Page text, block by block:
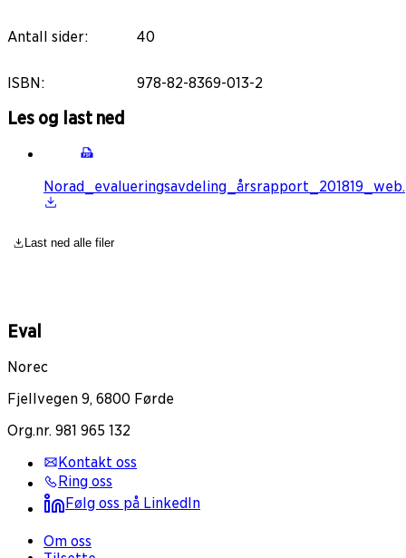
Antall sider: 40
ISBN: 978-82-8369-013-2
Les og last ned
Last ned alle filer
Eval
Norec
Fjellvegen 9, 6800 Førde
Org.nr. 981 965 132
Kontakt oss
Ring oss
Følg oss på LinkedIn
Om oss